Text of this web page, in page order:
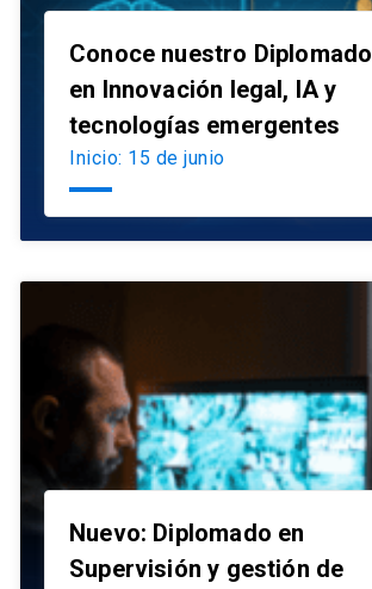
Conoce nuestro Diplomado
en Innovación legal, IA y
tecnologías emergentes
Inicio: 15 de junio
Nuevo: Diplomado en
Supervisión y gestión de